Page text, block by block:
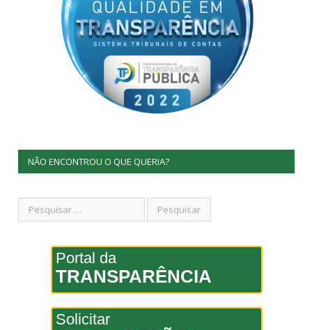
NÃO ENCONTROU O QUE QUERIA?
Portal da
TRANSPARÊNCIA
Solicitar